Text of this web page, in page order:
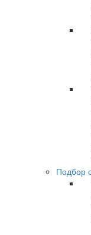
Подбор